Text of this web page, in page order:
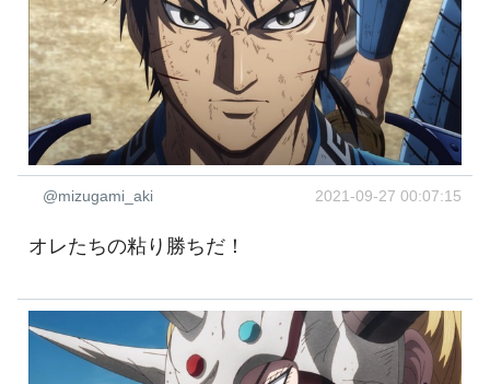
@mizugami_aki 2021-09-27 00:07:15
オレたちの粘り勝ちだ！